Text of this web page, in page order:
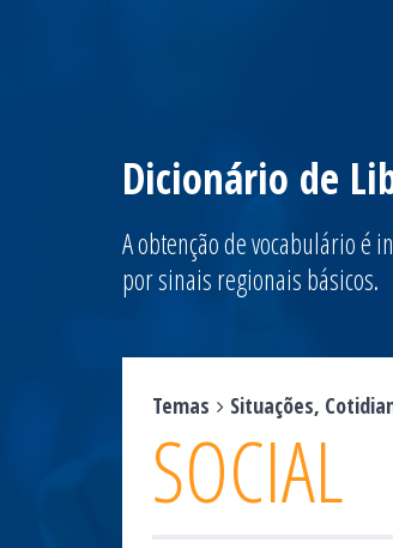
Dicionário de
A obtenção de vocabulário é
por sinais regionais básicos.
Temas Situações,
SOCIAL